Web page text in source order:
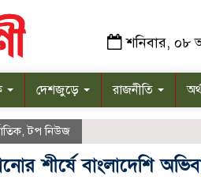
শনিবার, ০৮
দেশজুড়ে রাজনীতি
,টপ নিউজ
শীর্ষে বাংলাদেশি